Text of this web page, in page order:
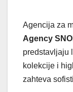
Agencija za
Agency
predstavljaju
kolekcije i
zahteva